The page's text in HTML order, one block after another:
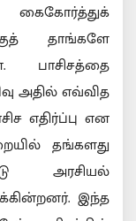
கைகோர்த்துக்
தாங்களே
பாசிசத்தை
அதில் எவ்வித
எதிர்ப்பு என
தங்களது
அரசியல்
இந்த